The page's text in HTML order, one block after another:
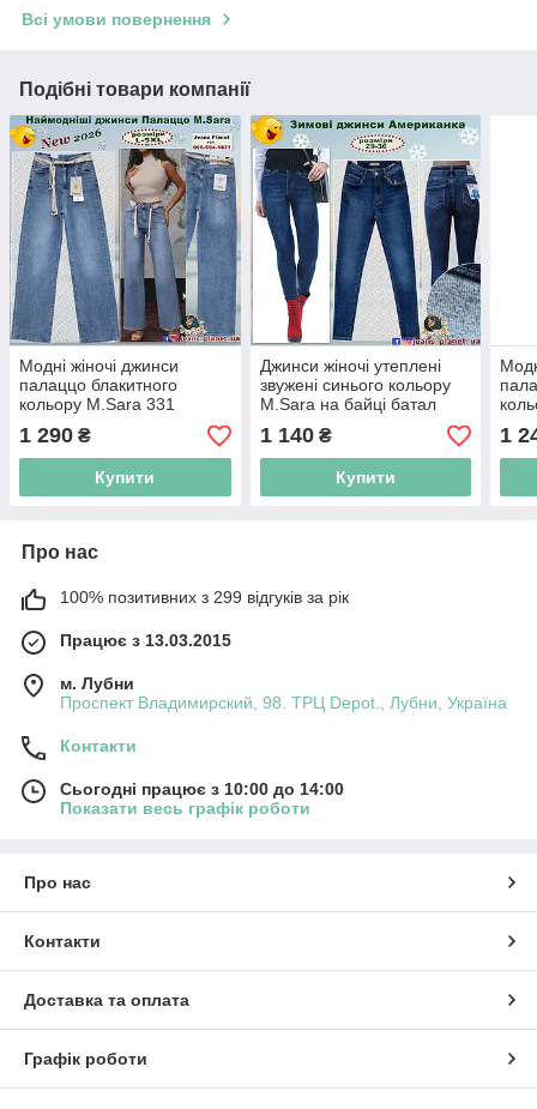
Всі умови повернення
Подібні товари компанії
Модні жіночі джинси
палаццо блакитного
кольору M.Sara 331
1 290 ₴
Купити
Джинси жіночі утеплені
звужені синього кольору
M.Sara на байці батал
1 140₴
Купити
1
Про нас
100% позитивних з 299 відгуків за рік
Працює з 13.03.2015
м. Лубни
Проспект Владимирский, 98. ТРЦ Depot., Лубни, Україна
Контакти
Сьогодні працює з 10:00 до 14:00
Показати весь графік роботи
Про нас
Контакти
Доставка та оплата
Графік роботи